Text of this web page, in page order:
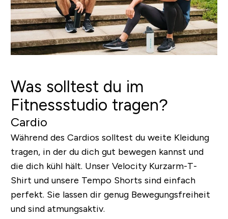
Was solltest du im
Fitnessstudio tragen?
Cardio
Während des Cardios solltest du weite Kleidung
tragen, in der du dich gut bewegen kannst und
die dich kühl hält. Unser Velocity Kurzarm-T-
Shirt und unsere Tempo Shorts sind einfach
perfekt. Sie lassen dir genug Bewegungsfreiheit
und sind atmungsaktiv.